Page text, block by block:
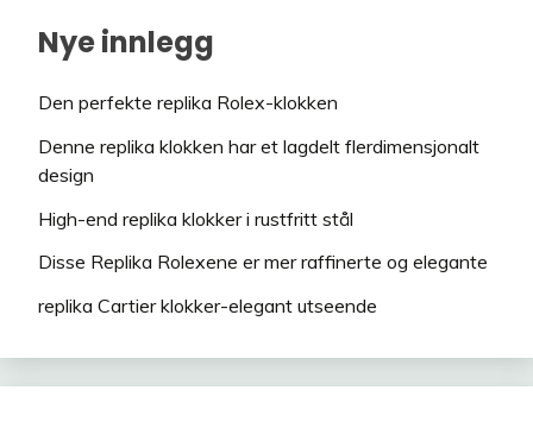
Nye innlegg
Den perfekte replika Rolex-klokken
Denne replika klokken har et lagdelt flerdimensjonalt
design
High-end replika klokker i rustfritt stål
Disse Replika Rolexene er mer raffinerte og elegante
replika Cartier klokker-elegant utseende